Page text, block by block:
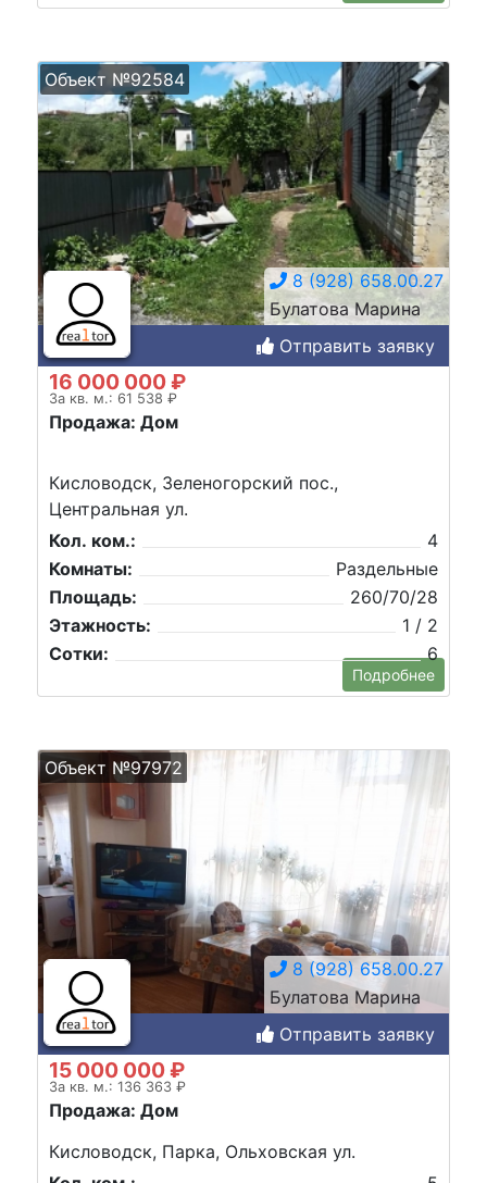
Объект №92584
8 (928) 658.00.27
Булатова Марина
Отправить заявку
16 000 000 ₽
За кв. м.: 61 538 ₽
Продажа: Дом
Кисловодск, Зеленогорский пос.,
Центральная ул.
Кол. ком.:
4
Комнаты:
Раздельные
Площадь:
260/70/28
Этажность:
1 / 2
Сотки:
6
Подробнее
Объект №97972
8 (928) 658.00.27
Булатова Марина
Отправить заявку
15 000 000 ₽
За кв. м.: 136 363 ₽
Продажа: Дом
Кисловодск, Парка, Ольховская ул.